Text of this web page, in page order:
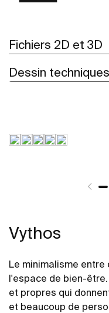
Fichiers 2D et 3D
Dessin techniques
Vythos
Le minimalisme
l'espace de bien-
et propres qui
et beaucoup de